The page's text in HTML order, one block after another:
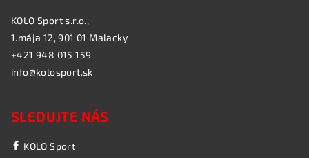
KOLO Sport s.r.o.,
1.mája 12, 901 01 Malacky
+421 948 015 159
info@kolosport.sk
SLEDUJTE NÁS
KOLO Sport